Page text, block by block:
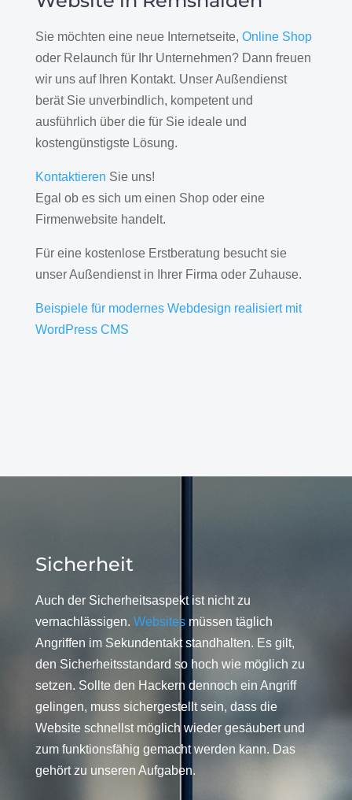
Sie möchten eine neue Internetseite, Online Shop
oder Relaunch für Ihr Unternehmen? Dann freuen
wir uns auf Ihren Kontakt. Unser Außendienst
berät Sie unverbindlich, kompetent und
ausführlich über die für Sie ideale und
kostengünstigste Lösung.
Kontaktieren Sie uns!
Egal ob es sich um einen Shop oder eine
Firmenwebsite handelt.
Für eine kostenlose Erstberatung besucht sie
unser Außendienst in Ihrer Firma oder Zuhause.
Beispiele für modernes Webdesign realisiert mit
WordPress CMS
Sicherheit
Auch der Sicherheitsaspekt ist nicht zu
vernachlässigen. Websitesmüssen täglich
Angriffen im Sekundentakt standhalten. Es gilt,
den Sicherheitsstandard so hoch wie möglich zu
setzen. Sollte den Hackern dennoch ein Angriff
gelingen, muss sichergestellt sein, dass die
Website schnellst möglich wieder gesäubert und
zum funktionsfähig gemacht werden kann. Das
gehört zu unseren Aufgaben.